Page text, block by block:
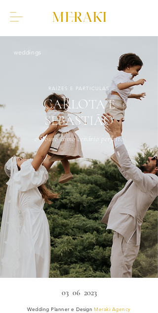
weddings
RAIZES E PARTICULAS
CARLOTA E
SEBASTIÃO
o Douro como cenário perfeito
03 06 2023
Wedding Planner eDesign Meraki Agency